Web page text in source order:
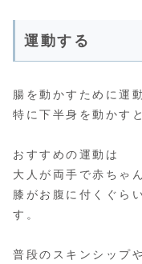
運動する
腸を動かすために運
特に下半身を動かす
おすすめの運動は
大人が両手で赤ちゃ
膝がお腹に付くぐら
す。
普段のスキンシップ